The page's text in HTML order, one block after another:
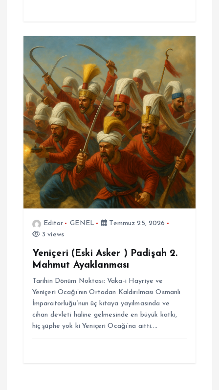
Editor GENEL
Temmuz 25, 2026
3 views
Yeniçeri (Eski Asker ) Padişah 2.
Mahmut Ayaklanması
Tarihin Dönüm Noktası: Vaka-i Hayriye ve
Yeniçeri Ocağı’nın Ortadan Kaldırılması Osmanlı
İmparatorluğu’nun üç kıtaya yayılmasında ve
cihan devleti haline gelmesinde en büyük katkı,
hiç şüphe yok ki Yeniçeri Ocağı’na aitti.…